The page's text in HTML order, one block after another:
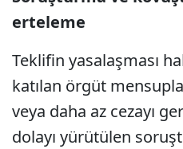
erteleme
Teklifin yasalaşması
katılan örgüt
veya daha az cezayı
dolayı yürütülen